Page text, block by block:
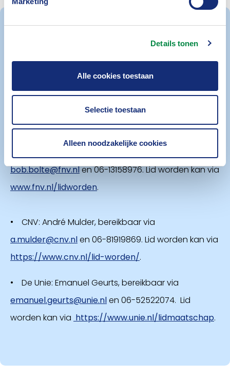
Details tonen
Alle cookies toestaan
Selectie toestaan
Alleen noodzakelijke cookies
Informatie vakorganisaties
Meer informatie over de vakbonden,
vakbondsbestuurders en het lidmaatschap vind je
bob.bolte@fnv.nlen 06-13158976. Lid worden kan via
www.fnv.nl/lidworden.
• CNV: André Mulder, bereikbaar via
a.mulder@cnv.nlen 06-81919869. Lid worden kan via
https://www.cnv.nl/lid-worden/.
• De Unie: Emanuel Geurts, bereikbaar via
emanuel.geurts@unie.nlen 06-52522074. Lid
worden kan via https://www.unie.nl/lidmaatschap.